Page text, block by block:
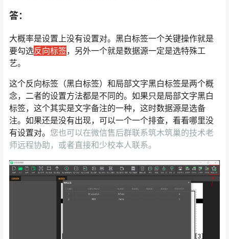
答：
大概率是设置上没有设置对。黑白标签一个关键操作就是
要勾选反向标签，另外一个就是数据源一定是选特殊工
艺。
这个反向标签（黑白标签）和局部文字黑白标签是两个概
念，二者的设置方法都是不同的。如果只是局部文字黑白
标签，这个其实是文字备注的一种，这时数据源是选备
注。如果还是没有出现，可以一个一个排查，看看哪里没
有设置对。 您也可以在微信售后群联系筑木筑巢的技术老
师远程协助，或者直接和少校本人联系。